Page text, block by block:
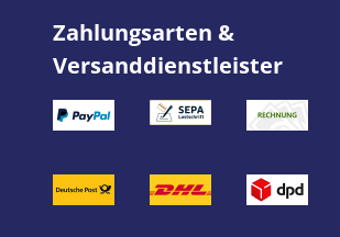
Zahlungsarten &
Versanddienstleister